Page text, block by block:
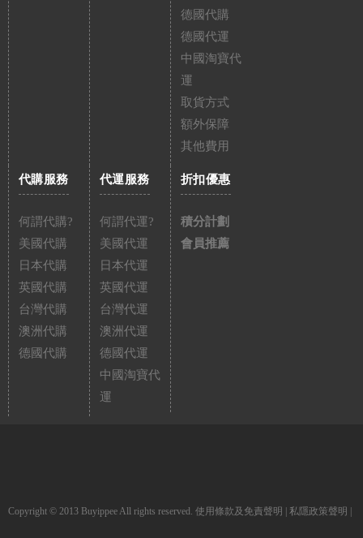
德國代購
德國代運
中國淘寶代
運
取貨方式
額外保障
其他費用
代購服務
何謂代購?
美國代購
日本代購
英國代購
台灣代購
澳洲代購
德國代購
代運服務
何謂代運?
美國代運
日本代運
英國代運
台灣代運
澳洲代運
德國代運
中國淘寶代
運
折扣優惠
積分計劃
會員推薦
Copyright © 2013 Buyippee All rights reserved. 使用條款及免責聲明 | 私隱政策聲明 |